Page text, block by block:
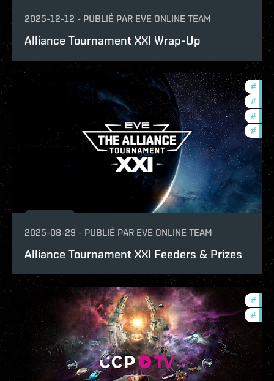
2025-12-12 - PUBLIÉ PAR EVE ONLINE TEAM
Alliance Tournament XXI Wrap-Up
#
# pvp
#
#
2025-08-29 - PUBLIÉ PAR EVE ONLINE TEAM
Alliance Tournament XXI Feeders & Prizes
#
#